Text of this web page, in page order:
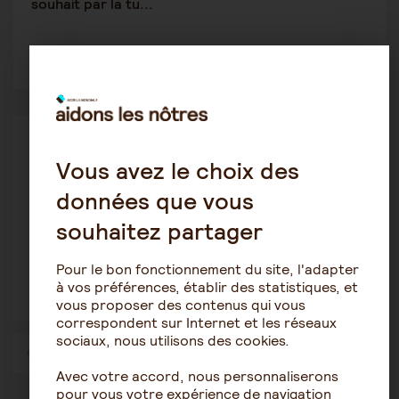
souhait par la tu...
Tutelle-Curatelle
13 juillet 2026 15:20
tutelle enfant majeur handicapé
2 14
Vous avez le choix des
données que vous
souhaitez partager
Pour le bon fonctionnement du site, l'adapter
à vos préférences, établir des statistiques, et
vous proposer des contenus qui vous
correspondent sur Internet et les réseaux
sociaux, nous utilisons des cookies.
Avec votre accord, nous personnaliserons
pour vous votre expérience de navigation